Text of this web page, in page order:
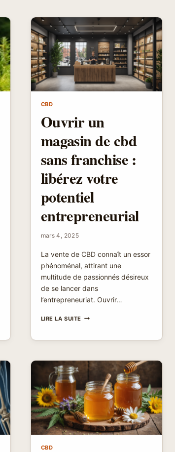
CBD
Ouvrir un
magasin de cbd
sans franchise :
libérez votre
potentiel
entrepreneurial
mars 4, 2025
La vente de CBD connaît un essor
phénoménal, attirant une
multitude de passionnés désireux
de se lancer dans
l’entrepreneuriat. Ouvrir…
LIRE LA SUITEOUVRIR
DE
SANS
FRANCHISE
LIBÉREZ
VOTRE
POTENTIEL
ENTREPRENEURIAL
CBD